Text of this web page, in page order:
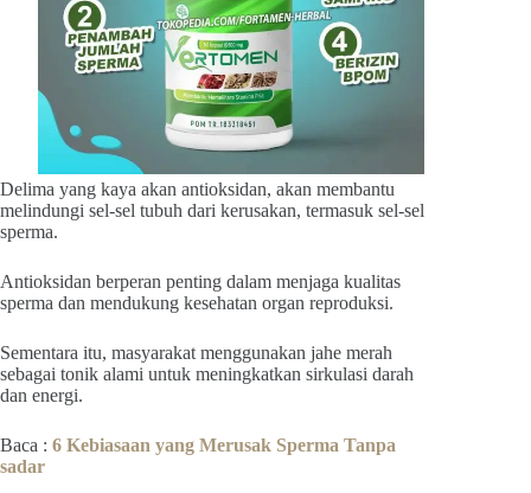
Delima yang kaya akan antioksidan, akan membantu
melindungi sel-sel tubuh dari kerusakan, termasuk sel-sel
sperma.
Antioksidan berperan penting dalam menjaga kualitas
sperma dan mendukung kesehatan organ reproduksi.
Sementara itu, masyarakat menggunakan jahe merah
sebagai tonik alami untuk meningkatkan sirkulasi darah
dan energi.
Baca : 6 Kebiasaan yang Merusak Sperma Tanpa
sadar